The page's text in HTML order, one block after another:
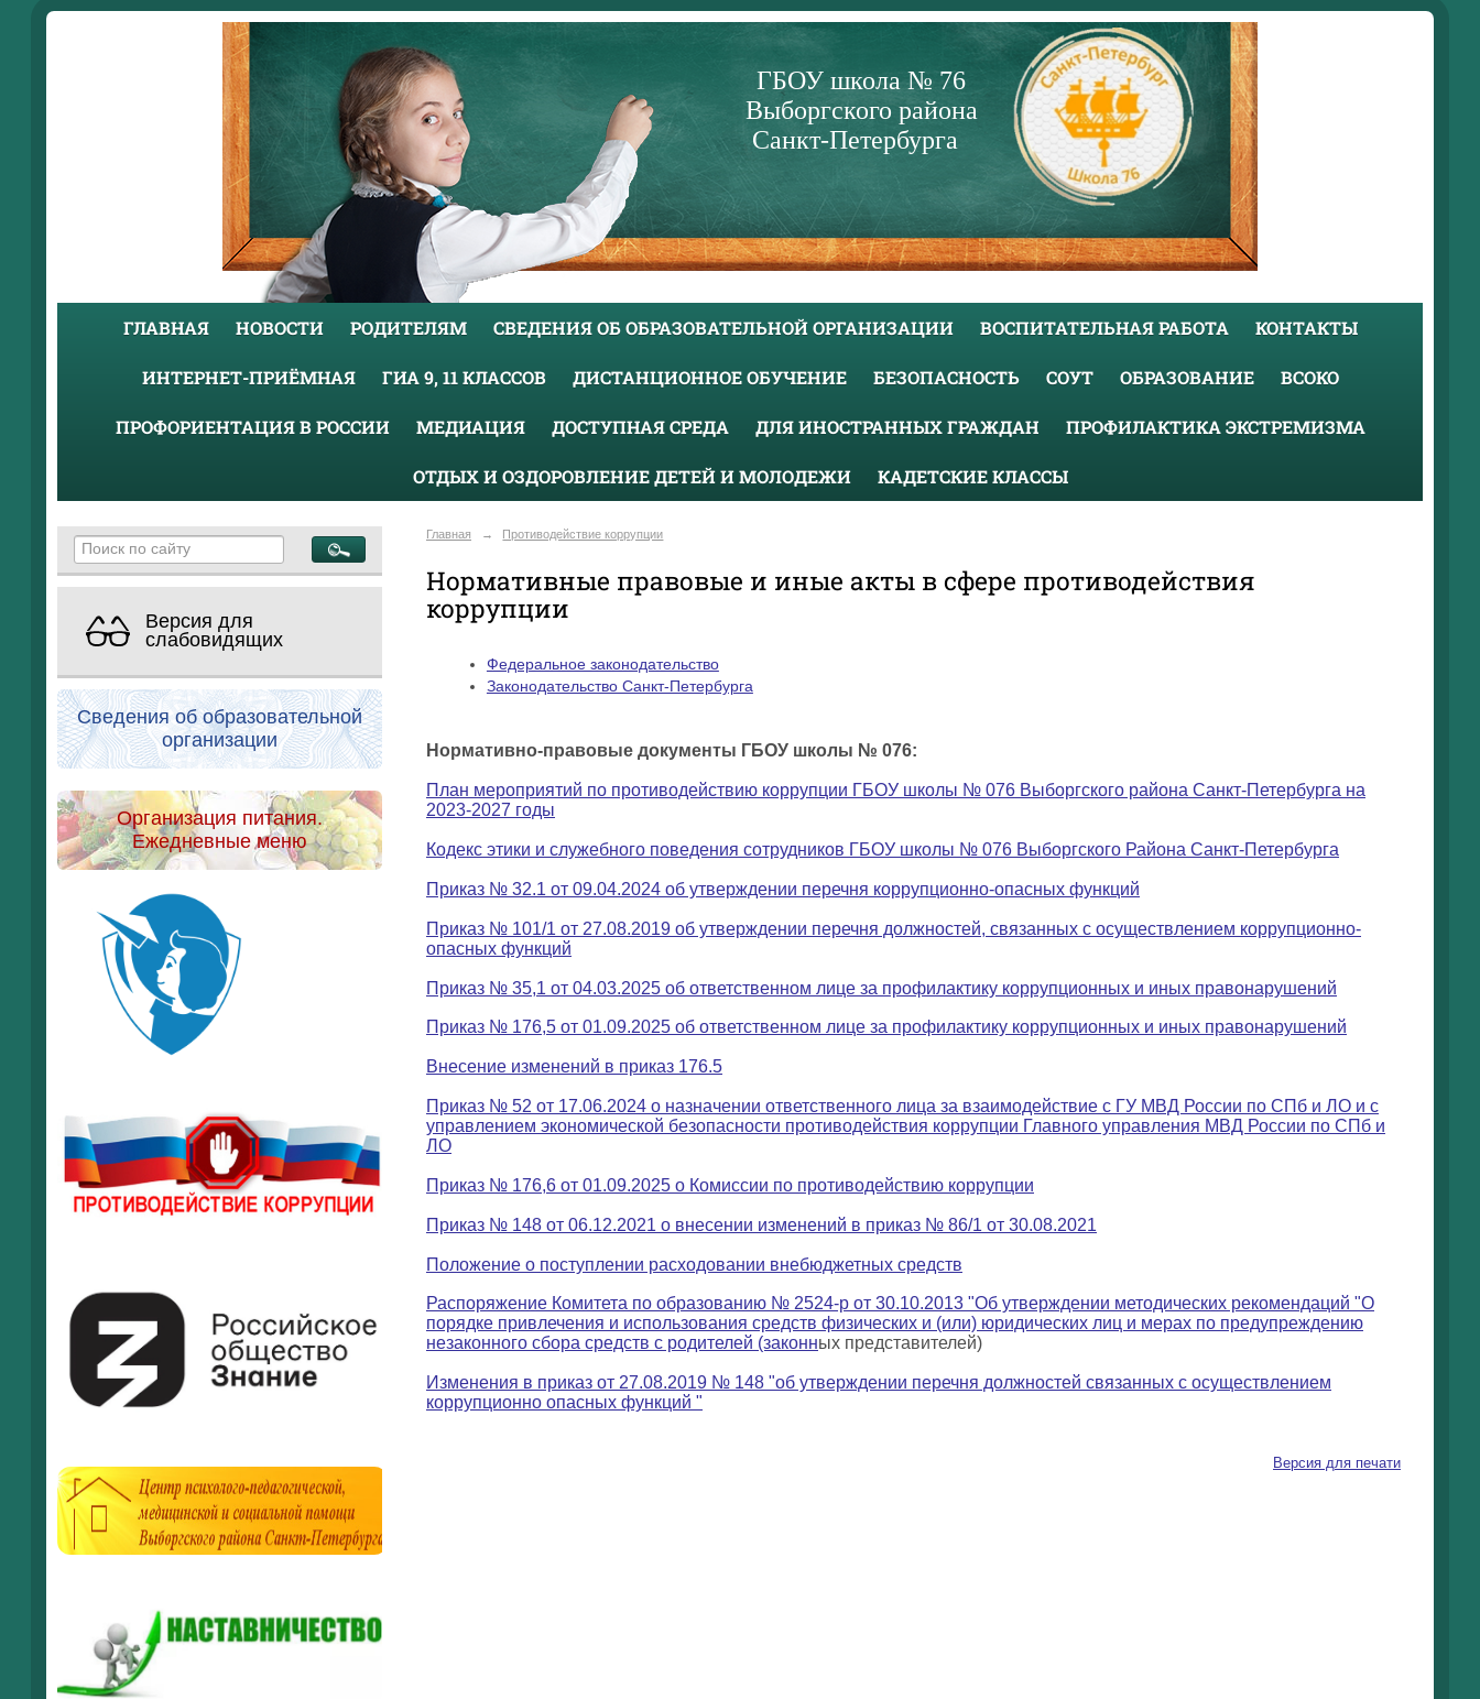
ГБОУ школа № 76
Выборгского района
Санкт-Петербурга
ГЛАВНАЯ НОВОСТИ РОДИТЕЛЯМ СВЕДЕНИЯ ОБ ОБРАЗОВАТЕЛЬНОЙ ОРГАНИЗАЦИИ ВОСПИТАТЕЛЬНАЯ РАБОТА КОНТАКТЫ
ИНТЕРНЕТ-ПРИЁМНАЯ ГИА 9, 11 КЛАССОВ ДИСТАНЦИОННОЕ ОБУЧЕНИЕ БЕЗОПАСНОСТЬ СОУТ ОБРАЗОВАНИЕ ВСОКО
ПРОФОРИЕНТАЦИЯ В РОССИИ МЕДИАЦИЯ ДОСТУПНАЯ СРЕДА ДЛЯ ИНОСТРАННЫХ ГРАЖДАН ПРОФИЛАКТИКА ЭКСТРЕМИЗМА
ОТДЫХ И ОЗДОРОВЛЕНИЕ ДЕТЕЙ И МОЛОДЕЖИ КАДЕТСКИЕ КЛАССЫ
Версия для
слабовидящих
Сведения об образовательной
организации
Организация питания.
Ежедневные меню
Главная → Противодействие коррупции
Нормативные правовые и иные акты в сфере противодействия
коррупции
Федеральное законодательство
Законодательство Санкт-Петербурга
Нормативно-правовые документы ГБОУ школы № 076:
План мероприятий по противодействию коррупции ГБОУ школы № 076 Выборгского района Санкт-Петербурга на
2023-2027 годы
Кодекс этики и служебного поведения сотрудников ГБОУ школы № 076 Выборгского Района Санкт-Петербурга
Приказ № 32.1 от 09.04.2024 об утверждении перечня коррупционно-опасных функций
Приказ № 101/1 от 27.08.2019 об утверждении перечня должностей, связанных с осуществлением коррупционно-
опасных функций
Приказ № 35,1 от 04.03.2025 об ответственном лице за профилактику коррупционных и иных правонарушений
Приказ № 176,5 от 01.09.2025 об ответственном лице за профилактику коррупционных и иных правонарушений
Внесение изменений в приказ 176.5
Приказ № 52 от 17.06.2024 о назначении ответственного лица за взаимодействие с ГУ МВД России по СПб и ЛО и с
управлением экономической безопасности противодействия коррупции Главного управления МВД России по СПб и
ЛО
Приказ № 176,6 от 01.09.2025 о Комиссии по противодействию коррупции
Приказ № 148 от 06.12.2021 о внесении изменений в приказ № 86/1 от 30.08.2021
Положение о поступлении расходовании внебюджетных средств
Распоряжение Комитета по образованию № 2524-р от 30.10.2013 "Об утверждении методических рекомендаций "О
порядке привлечения и использования средств физических и (или) юридических лиц и мерах по предупреждению
незаконного сбора средств с родителей (законных представителей)
Изменения в приказ от 27.08.2019 № 148 "об утверждении перечня должностей связанных с осуществлением
коррупционно опасных функций "
Версия для печати